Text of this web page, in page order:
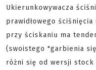
Ukierunkowywacza
prawidłowego
przy ściskaniu ma
(swoistego "garbienia
różni się od wersji stock